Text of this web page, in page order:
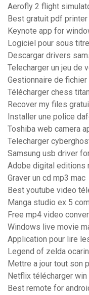
Aerofly 2 flight
Best gratuit pdf
Keynote app for
Logiciel pour sous
Descargar drivers
Telecharger un jeu de
Gestionnaire de
Télécharger chess
Recover my files
Installer une police
Toshiba web camera
Telecharger
Samsung usb driver
Adobe digital editions
Graver un cd mp3 mac
Best youtube video
Manga studio ex 5
Free mp4 video
Windows live movie
Application pour lire
Legend of zelda
Mettre a jour tout son
Netflix télécharger win
Best remote for